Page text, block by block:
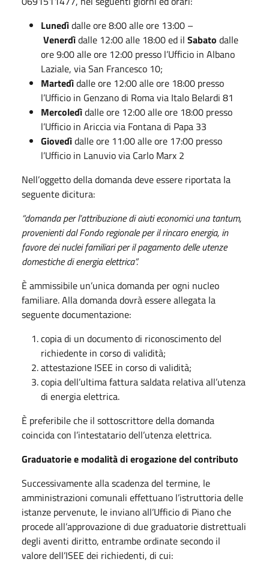
Lunedìdalle ore 8:00 alle ore 13:00 –
Venerdìdalle 12:00 alle 18:00 ed il Sabato dalle
ore 9:00 alle ore 12:00 presso l’Ufficio in Albano
Laziale, via San Francesco 10;
Martedìdalle ore 12:00 alle ore 18:00 presso
l’Ufficio in Genzano di Roma via Italo Belardi 81
Mercoledìdalle ore 12:00 alle ore 18:00 presso
l’Ufficio in Ariccia via Fontana di Papa 33
Giovedìdalle ore 11:00 alle ore 17:00 presso
l’Ufficio in Lanuvio via Carlo Marx 2
Nell’oggetto della domanda deve essere riportata la
seguente dicitura:
“domanda per l’attribuzione di aiuti economici una tantum,
provenienti dal Fondo regionale per il rincaro energia, in
favore dei nuclei familiari per il pagamento delle utenze
domestiche di energia elettrica”.
È ammissibile un’unica domanda per ogni nucleo
familiare. Alla domanda dovrà essere allegata la
seguente documentazione:
copia di un documento di riconoscimento del
richiedente in corso di validità;
attestazione ISEE in corso di validità;
copia dell’ultima fattura saldata relativa all’utenza
di energia elettrica.
È preferibile che il sottoscrittore della domanda
coincida con l’intestatario dell’utenza elettrica.
Graduatorie e modalità di erogazione del contributo
Successivamente alla scadenza del termine, le
amministrazioni comunali effettuano l’istruttoria delle
istanze pervenute, le inviano all’Ufficio di Piano che
procede all’approvazione di due graduatorie distrettuali
degli aventi diritto, entrambe ordinate secondo il
valore dell’ISEE dei richiedenti, di cui: